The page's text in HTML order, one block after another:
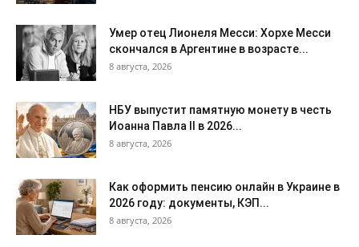
Умер отец Лионеля Месси: Хорхе Месси
скончался в Аргентине в возрасте...
8 августа, 2026
НБУ выпустит памятную монету в честь
Иоанна Павла II в 2026...
8 августа, 2026
Как оформить пенсию онлайн в Украине в
2026 году: документы, КЭП...
8 августа, 2026